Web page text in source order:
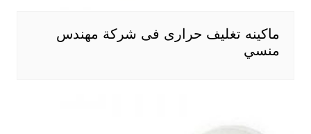
ماكينه تغليف حرارى فى شركة مهندس
منسي